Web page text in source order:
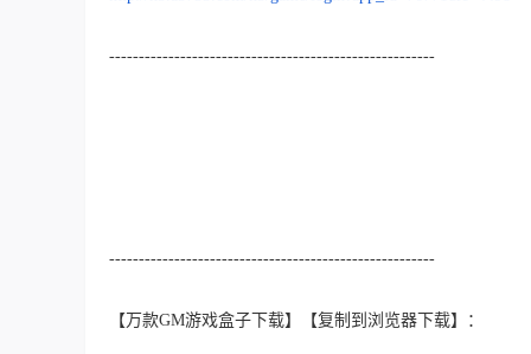
-------------------------------------------------------
-------------------------------------------------------
【万款GM游戏盒子下载】【复制到浏览器下载】：